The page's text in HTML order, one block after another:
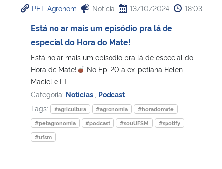
Ministério da Cidadania
Ministério de Minas e Energia
Ministério da Ciência, Tecnologia, Inovações e Comunicações
Ministério do Meio Ambiente
Ministério do Turismo
PET Agronom Notícia 13/10/2024 18:03
Está no ar mais um episódio pra lá de
especial do Hora do Mate!
Está no ar mais um episódio pra lá de especial do
Hora do Mate!
No Ep. 20 a ex-petiana Helen
Maciel e […]
Categoria: Notícias Podcast
Tags:
#agricultura #agronomia
#horadomate
#petagronomia
#podcast #souUFSM
#spotify
#ufsm